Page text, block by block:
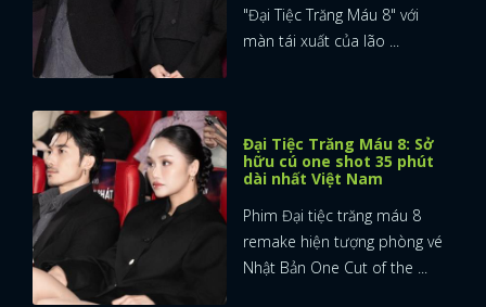
"Đại Tiệc Trăng Máu 8" với
màn tái xuất của lão ...
Đại Tiệc Trăng Máu 8: Sở
hữu cú one shot 35 phút
dài nhất Việt Nam
Phim Đại tiệc trăng máu 8
remake hiện tượng phòng vé
Nhật Bản One Cut of the ...